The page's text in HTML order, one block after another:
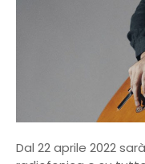
Dal 22 aprile 2022